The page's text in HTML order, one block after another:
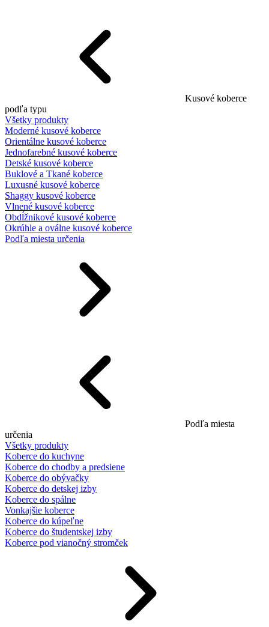
Kusové koberce
podľa typu
Všetky produkty
Moderné kusové koberce
Orientálne kusové koberce
Jednofarebné kusové koberce
Detské kusové koberce
Buklové a Tkané koberce
Luxusné kusové koberce
Shaggy kusové koberce
Vlnené kusové koberce
Obdĺžnikové kusové koberce
Okrúhle a oválne kusové koberce
Podľa miesta určenia
Podľa miesta
určenia
Všetky produkty
Koberce do kuchyne
Koberce do chodby a predsiene
Koberce do obývačky
Koberce do detskej izby
Koberce do spálne
Vonkajšie koberce
Koberce do kúpeľne
Koberce do študentskej izby
Koberce pod vianočný stromček